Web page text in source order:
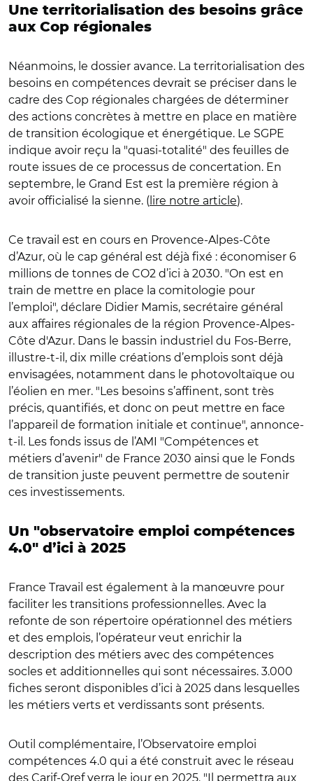
Une territorialisation des besoins grâce
aux Cop régionales
Néanmoins, le dossier avance. La territorialisation des
besoins en compétences devrait se préciser dans le
cadre des Cop régionales chargées de déterminer
des actions concrètes à mettre en place en matière
de transition écologique et énergétique. Le SGPE
indique avoir reçu la "quasi-totalité" des feuilles de
route issues de ce processus de concertation. En
septembre, le Grand Est est la première région à
avoir officialisé la sienne. ( lire notre article).
Ce travail est en cours en Provence-Alpes-Côte
d’Azur, où le cap général est déjà fixé : économiser 6
millions de tonnes de CO2 d’ici à 2030. "On est en
train de mettre en place la comitologie pour
l’emploi", déclare Didier Mamis, secrétaire général
aux affaires régionales de la région Provence-Alpes-
Côte d'Azur. Dans le bassin industriel du Fos-Berre,
illustre-t-il, dix mille créations d’emplois sont déjà
envisagées, notamment dans le photovoltaïque ou
l’éolien en mer. "Les besoins s’affinent, sont très
précis, quantifiés, et donc on peut mettre en face
l’appareil de formation initiale et continue", annonce-
t-il. Les fonds issus de l’AMI "Compétences et
métiers d’avenir" de France 2030 ainsi que le Fonds
de transition juste peuvent permettre de soutenir
ces investissements.
Un "observatoire emploi compétences
4.0" d’ici à 2025
France Travail est également à la manœuvre pour
faciliter les transitions professionnelles. Avec la
refonte de son répertoire opérationnel des métiers
et des emplois, l’opérateur veut enrichir la
description des métiers avec des compétences
socles et additionnelles qui sont nécessaires. 3.000
fiches seront disponibles d’ici à 2025 dans lesquelles
les métiers verts et verdissants sont présents.
Outil complémentaire, l’Observatoire emploi
compétences 4.0 qui a été construit avec le réseau
des Carif-Oref verra le jour en 2025. "Il permettra aux